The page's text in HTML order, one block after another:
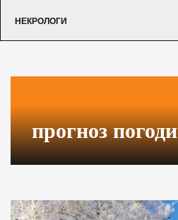
НЕКРОЛОГИ
прогноз погоди